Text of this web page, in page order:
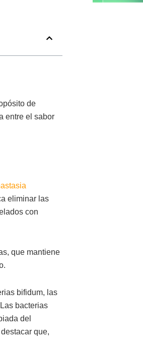
de
entre el sabor
eliminar las
con
que mantiene
bifidum, las
bacterias
del
que,